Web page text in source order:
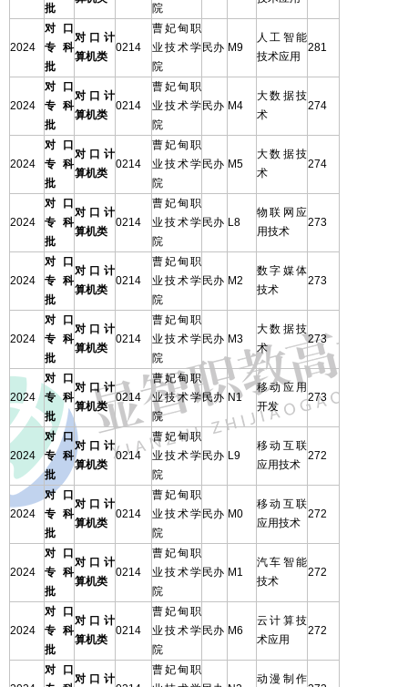
批
院
2024
对口
专科
批
对口计
算机类
0214
曹妃甸职
业技术学
院
民办 M9
人工智能
技术应用
281
2024
对口
专科
批
对口计
算机类
0214
曹妃甸职
业技术学
院
民办 M4
大数据技
术
274
2024
对口
专科
批
对口计
算机类
0214
曹妃甸职
业技术学
院
民办 M5
大数据技
术
274
2024
对口
专科
批
对口计
算机类
0214
曹妃甸职
业技术学
院
民办 L8
物联网应
用技术
273
2024
对口
专科
批
对口计
算机类
0214
曹妃甸职
业技术学
院
民办 M2
数字媒体
技术
273
2024
对口
专科
批
对口计
算机类
0214
曹妃甸职
业技术学
院
民办 M3
大数据技
术
273
2024
对口
专科
批
对口计
算机类
0214
曹妃甸职
业技术学
院
民办 N1
移动应用
开发
273
2024
对口
专科
批
对口计
算机类
0214
曹妃甸职
业技术学
院
民办 L9
移动互联
应用技术
272
2024
对口
专科
批
对口计
算机类
0214
曹妃甸职
业技术学
院
民办 M0
移动互联
应用技术
272
2024
对口
专科
批
对口计
算机类
0214
曹妃甸职
业技术学
院
民办 M1
汽车智能
技术
272
2024
对口
专科
批
对口计
算机类
0214
曹妃甸职
业技术学
院
民办 M6
云计算技
术应用
272
对口
对口计
曹妃甸职
动漫制作